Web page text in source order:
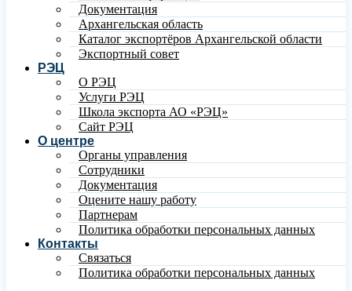
Документация
Архангельская область
Каталог экспортёров Архангельской области
Экспортный совет
РЭЦ
О РЭЦ
Услуги РЭЦ
Школа экспорта АО «РЭЦ»
Сайт РЭЦ
О центре
Органы управления
Сотрудники
Документация
Оцените нашу работу
Партнерам
Политика обработки персональных данных
Контакты
Связаться
Политика обработки персональных данных